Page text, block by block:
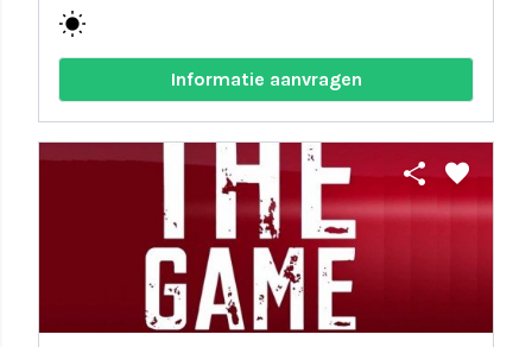
wb_sunny
Informatie aanvragen
share favorite